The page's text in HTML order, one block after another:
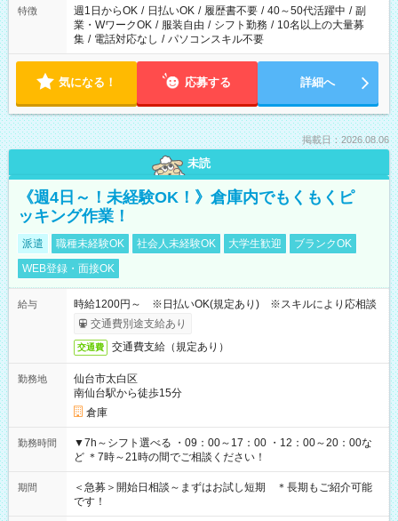
必要な場合も遠慮なくご相談ください。
特徴 週1日からOK / 日払いOK / 履歴書不要 / 40～50代活躍中 / 副
業・WワークOK / 服装自由 / シフト勤務 / 10名以上の大量募
集 / 電話対応なし / パソコンスキル不要
気になる！ 応募する 詳細へ
掲載日：2026.08.06
未読
《週4日～！未経験OK！》倉庫内でもくもくピ
ッキング作業！
派遣 職種未経験OK 社会人未経験OK 大学生歓迎
ブランクOK
WEB登録・面接OK
給与
時給1200円～ ※日払いOK(規定あり) ※スキルにより応相談
交通費別途支給あり
交通費 交通費支給（規定あり）
勤務地
仙台市太白区
南仙台駅から徒歩15分
倉庫
勤務時間
▼7h～シフト選べる ・09：00～17：00 ・12：00～20：00な
ど ＊7時～21時の間でご相談ください！
期間
＜急募＞開始日相談～まずはお試し短期 ＊長期もご紹介可能
です！